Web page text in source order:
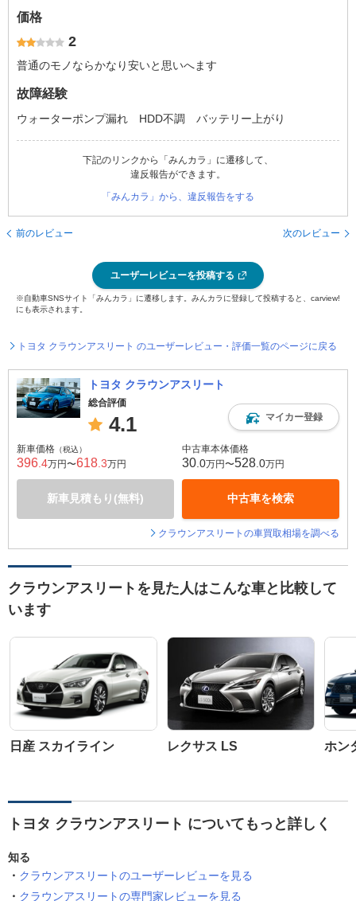
価格
2
普通のモノならかなり安いと思いへます
故障経験
ウォーターポンプ漏れ HDD不調 バッテリー上がり
下記のリンクから「みんカラ」に遷移して、
違反報告ができます。
「みんカラ」から、違反報告をする
前のレビュー 次のレビュー
ユーザーレビューを投稿する
※自動車SNSサイト「みんカラ」に遷移します。みんカラに登録して投稿すると、carview!
にも表示されます。
トヨタ クラウンアスリート のユーザーレビュー・評価一覧のページに戻る
トヨタ クラウンアスリート
総合評価
4.1 マイカー登録
新車価格 （税込）
396 .4万円〜618 .3万円
新車見積もり(無料)
中古車本体価格
30 .0万円〜528 .0万円
中古車を検索
クラウンアスリートの車買取相場を調べる
クラウンアスリートを見た人はこんな車と比較して
います
日産 スカイライン レクサス LS ホン
トヨタ クラウンアスリート についてもっと詳しく
知る
クラウンアスリートのユーザーレビューを見る
クラウンアスリートの専門家レビューを見る